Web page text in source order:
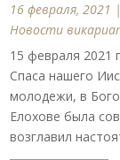
16 февраля, 2021
Новости
15 февраля 2021
Спаса нашего
молодежи, в
Елохове была
возглавил